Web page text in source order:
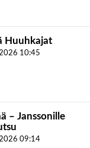
Huuhkajat
10:45
– Janssonille
09:14